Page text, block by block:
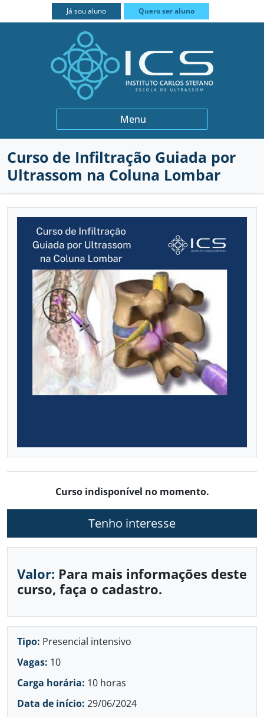
Já sou aluno Quero ser aluno
Menu
FECHAR
INSTITUCIONAL
QUEM SOMOS
BIÓPSIAS
GINECOLOGIA E OBSTETRÍCIA
MEDICINA INTERNA
MUSCULOESQUELÉTICO
PRÁTICA INTENSIVA
VASCULAR COM DOPPLER
CALENDÁRIO DE CURSOS
PARCEIROS
CONTATO
Já sou aluno
Curso de Infiltração Guiada por
Ultrassom na Coluna Lombar
Curso indisponível no momento.
Tenho interesse
Valor: Para mais informações deste
curso, faça o cadastro.
Tipo: Presencial intensivo
Vagas: 10
Carga horária: 10 horas
Data de início: 29/06/2024